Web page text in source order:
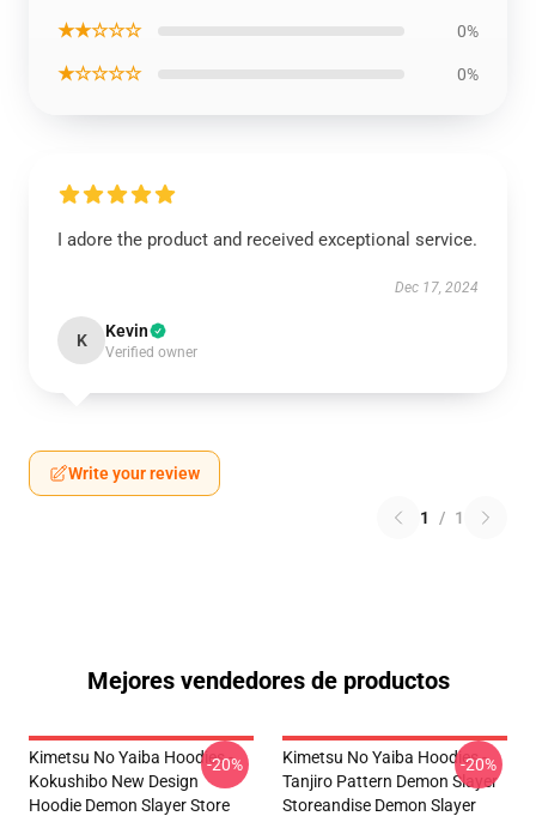
★★☆☆☆ 0%
★☆☆☆☆ 0%
I adore the product and received exceptional service.
Dec 17, 2024
K Kevin
Verified owner
Write your review
1 / 1
Mejores vendedores de productos
Kimetsu No Yaiba Hoodies -
Kokushibo New Design
Hoodie Demon Slayer Store
-20%
Kimetsu No Yaiba Hoodies -
Tanjiro Pattern Demon Slayer
Storeandise Demon Slayer
-20%